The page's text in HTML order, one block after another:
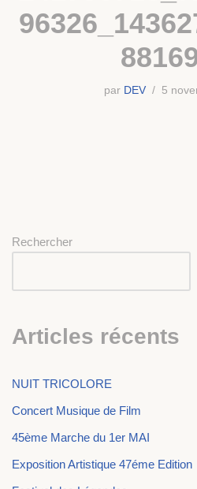
par DEV 5
Rechercher
Articles récents
NUIT TRICOLORE
Concert Musique de Film
45ème Marche du 1er MAI
Exposition Artistique 47éme Edition